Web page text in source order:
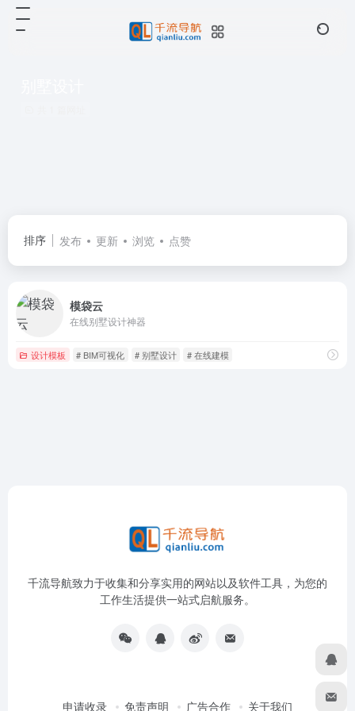
排序 发布 更新 浏览 点赞
模袋云
在线别墅设计神器
设计模板 # BIM可视化 # 别墅设计 # 在线建模
千流导航致力于收集和分享实用的网站以及软件工具，为您的
工作生活提供一站式启航服务。
申请收录 免责声明 广告合作 关于我们